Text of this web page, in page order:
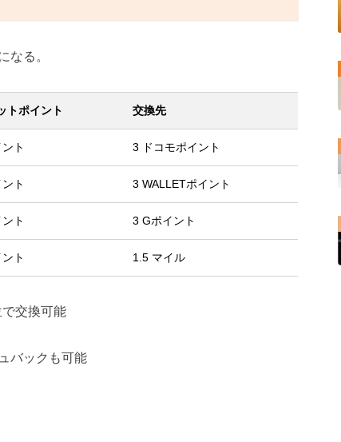
なる。
トポイント 交換先
ト 3 ドコモポイント
ト 3 WALLETポイント
ト 3 Gポイント
ト 1.5 マイル
交換可能
バックも可能